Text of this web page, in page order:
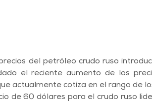
del petróleo crudo ruso
el reciente aumento de los
actualmente cotiza en el rango de
de 60 dólares para el crudo ruso